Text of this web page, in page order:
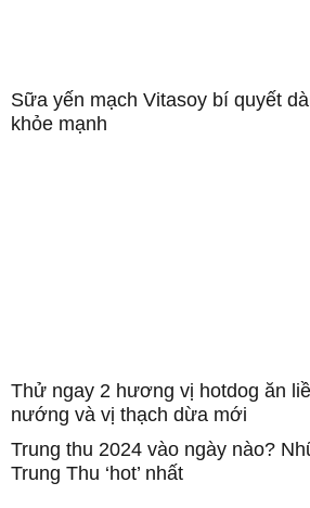
Sữa yến mạch Vitasoy bí quyết
khỏe mạnh
Thử ngay 2 hương vị hotdog ăn
nướng và vị thạch dừa mới
Trung thu 2024 vào ngày nào?
Trung Thu ‘hot’ nhất